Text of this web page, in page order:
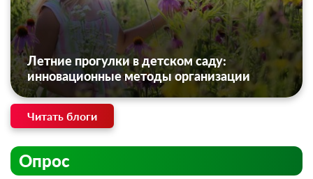
Летние прогулки в детском саду:
инновационные методы организации
Читать блоги
Опрос